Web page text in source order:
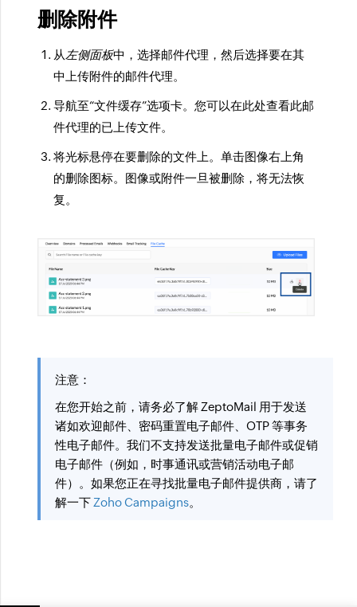
删除附件
从左侧面板中，选择邮件代理，然后选择要在其
中上传附件的邮件代理。
导航至“文件缓存”选项卡。您可以在此处查看此邮
件代理的已上传文件。
将光标悬停在要删除的文件上。单击图像右上角
的删除图标。图像或附件一旦被删除，将无法恢
复。
注意：
在您开始之前，请务必了解 ZeptoMail 用于发送
诸如欢迎邮件、密码重置电子邮件、OTP 等事务
性电子邮件。我们不支持发送批量电子邮件或促销
电子邮件（例如，时事通讯或营销活动电子邮
件）。如果您正在寻找批量电子邮件提供商，请了
解一下 Zoho Campaigns。